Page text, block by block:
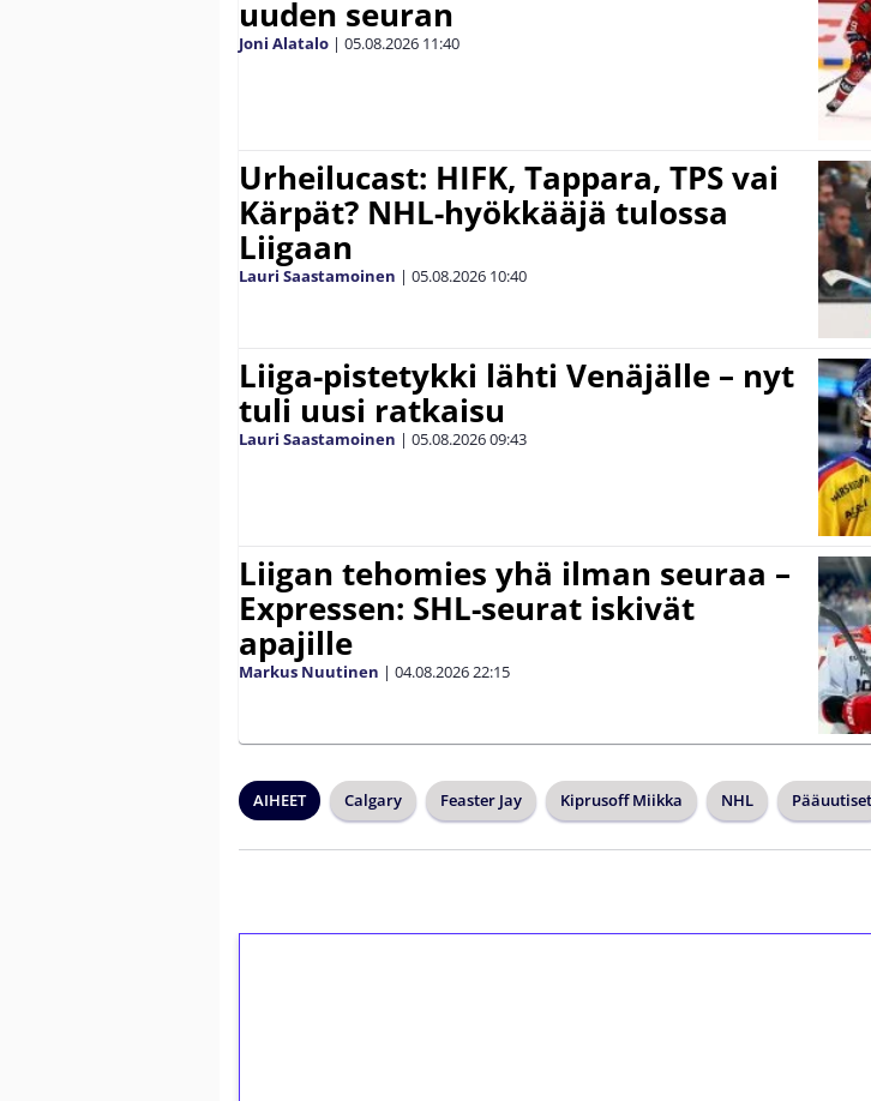
uuden seuran
Joni Alatalo | 05.08.2026 11:40
Urheilucast: HIFK, Tappara, TPS vai
Kärpät? NHL-hyökkääjä tulossa
Liigaan
Lauri Saastamoinen | 05.08.2026 10:40
Liiga-pistetykki lähti Venäjälle – nyt
tuli uusi ratkaisu
Lauri Saastamoinen | 05.08.202609:43
Liigan tehomies yhä ilman seuraa –
Expressen: SHL-seurat iskivät
apajille
Markus Nuutinen | 04.08.202622:15
AIHEET Calgary Feaster Jay Kiprusoff Miikka NHL Pääuutiset